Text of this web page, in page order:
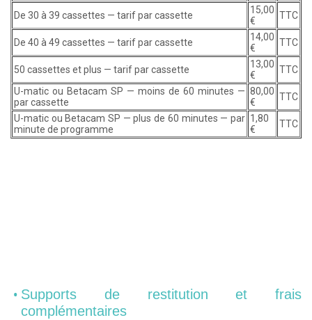
De 30 à 39 cassettes — tarif par cassette
15,00
€
TTC
De 40 à 49 cassettes — tarif par cassette
14,00
€
TTC
50 cassettes et plus — tarif par cassette
13,00
€
TTC
U-matic ou Betacam SP — moins de 60 minutes —
par cassette
80,00
€
TTC
U-matic ou Betacam SP — plus de 60 minutes — par
minute de programme
1,80
€
TTC
Supports de restitution et frais
complémentaires